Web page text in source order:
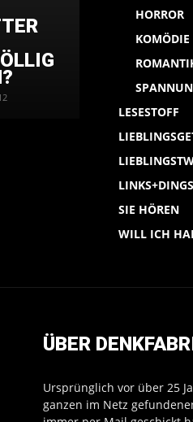
HORROR
KOMÖDIE
LESESTOFF
LINKS+DINGS
SIE HÖREN
WILL ICH
ÜBER
Ursprünglich vor über 25
ganzen im Netz